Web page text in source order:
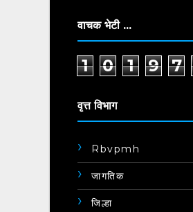
वाचक भेटी ...
1 0 1 9 7
वृत्त विभाग
Rbvpmh
जागतिक
जिल्हा